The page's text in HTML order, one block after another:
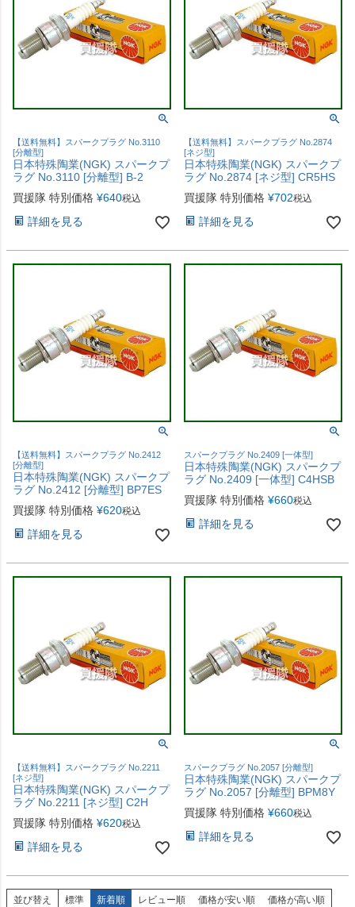
【送料無料】スパークプラグ No.3110
[分離型]
日本特殊陶業(NGK) スパークプ
ラグ No.3110 [分離型] B-2
買援隊 特別価格 ¥640税込
詳細を見る
【送料無料】スパークプラグ No.2874
[ネジ型]
日本特殊陶業(NGK) スパークプ
ラグ No.2874 [ネジ型] CR5HS
買援隊 特別価格 ¥702税込
詳細を見る
【送料無料】スパークプラグ No.2412
[分離型]
日本特殊陶業(NGK) スパークプ
ラグ No.2412 [分離型] BP7ES
買援隊 特別価格 ¥620税込
詳細を見る
スパークプラグ No.2409 [一体型]
日本特殊陶業(NGK) スパークプ
ラグ No.2409 [一体型] C4HSB
買援隊 特別価格 ¥660税込
詳細を見る
【送料無料】スパークプラグ No.2211
[ネジ型]
日本特殊陶業(NGK) スパークプ
ラグ No.2211 [ネジ型] C2H
買援隊 特別価格 ¥620税込
詳細を見る
スパークプラグ No.2057 [分離型]
日本特殊陶業(NGK) スパークプ
ラグ No.2057 [分離型] BPM8Y
買援隊 特別価格 ¥660税込
詳細を見る
並び替え 標準 新着順 レビュー順 価格が安い順 価格が高い順